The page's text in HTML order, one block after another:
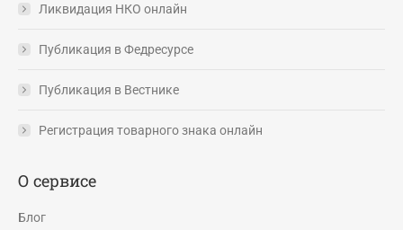
Ликвидация НКО онлайн
Публикация в Федресурсе
Публикация в Вестнике
Регистрация товарного знака онлайн
О сервисе
Блог